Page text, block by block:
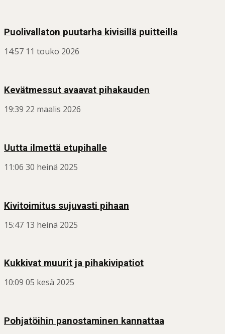
Puolivallaton puutarha kivisillä puitteilla
14:57 11 touko 2026
Kevätmessut avaavat pihakauden
19:39 22 maalis 2026
Uutta ilmettä etupihalle
11:06 30 heinä 2025
Kivitoimitus sujuvasti pihaan
15:47 13 heinä 2025
Kukkivat muurit ja pihakivipatiot
10:09 05 kesä 2025
Pohjatöihin panostaminen kannattaa